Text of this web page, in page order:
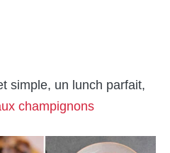
simple, un lunch parfait,
champignons